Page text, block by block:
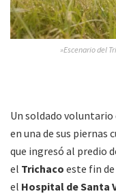
»Escenario del
Un soldado
en una de sus
que ingresó al predio
el Trichaco este fin
el Hospital de Santa